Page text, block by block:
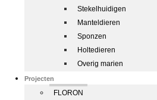
Stekelhuidigen
Manteldieren
Sponzen
Holtedieren
Overig marien
Projecten
FLORON